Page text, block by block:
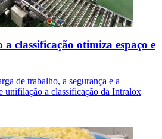
classificação otimiza espaço e
de trabalho, a segurança e a
unifilação a classificação da Intralox